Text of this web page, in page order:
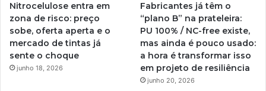
Nitrocelulose entra em
zona de risco: preço
sobe, oferta aperta e o
mercado de tintas já
sente o choque
junho 18, 2026
Fabricantes já têm o
“plano B” na prateleira:
PU 100% / NC-free existe,
mas ainda é pouco usado:
a hora é transformar isso
em projeto de resiliência
junho 20, 2026